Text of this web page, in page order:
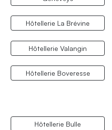
Hôtellerie La Brévine
Hôtellerie Valangin
Hôtellerie Boveresse
Hôtellerie Bulle